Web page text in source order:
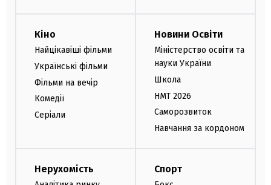
Кіно
Найцікавіші фільми
Українські фільми
Фільми на вечір
Комедії
Серіали
Новини Освіти
Міністерство освіти та
науки України
Школа
НМТ 2026
Саморозвиток
Навчання за кордоном
Нерухомість Спорт